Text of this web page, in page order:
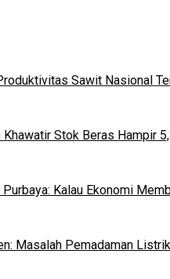
Sawit Nasional
Khawatir Stok Beras Hampir
Kalau Ekonomi
Masalah Pemadaman